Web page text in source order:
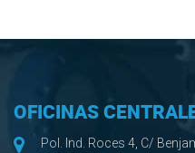
OFICINAS
Pol. Ind. Roces 4, C/